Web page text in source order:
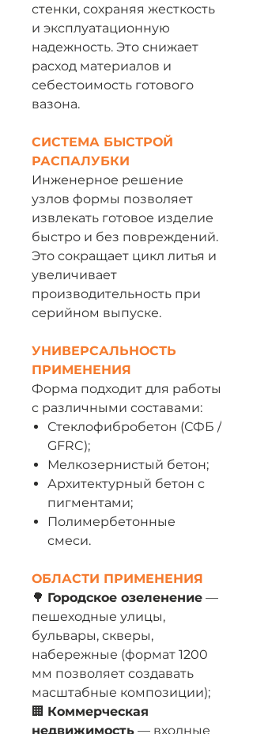
стенки, сохраняя жесткость
и эксплуатационную
надежность. Это снижает
расход материалов и
себестоимость готового
вазона.
СИСТЕМА БЫСТРОЙ
РАСПАЛУБКИ
Инженерное решение
узлов формы позволяет
извлекать готовое изделие
быстро и без повреждений.
Это сокращает цикл литья и
увеличивает
производительность при
серийном выпуске.
УНИВЕРСАЛЬНОСТЬ
ПРИМЕНЕНИЯ
Форма подходит для работы
с различными составами:
Стеклофибробетон (СФБ /
GFRC);
Мелкозернистый бетон;
Архитектурный бетон с
пигментами;
Полимербетонные
смеси.
ОБЛАСТИ ПРИМЕНЕНИЯ
🌳 Городское озеленение —
пешеходные улицы,
бульвары, скверы,
набережные (формат 1200
мм позволяет создавать
масштабные композиции);
🏢 Коммерческая
недвижимость — входные